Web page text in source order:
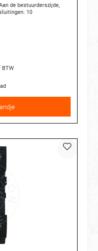
aansluitingen: 10
BTW